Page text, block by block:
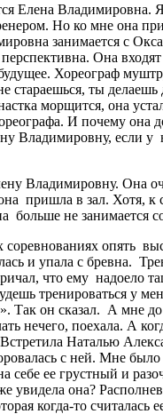
Елена Владимировна.
Но ко мне она
занимается с
перспективна. Она
Хореограф
стараешься, ты делаешь
морщится, она
И почему она
Владимировну, если у
Владимировну. Она
пришла в зал. Хотя, к
больше не занимается
опять
и упала с бревна.
что ему надоело
тренироваться у
Так он сказал. А мне до
нечего, поехала. А
Наталью
с ней. Мне было
себе ее грустный и
увидела она?
когда-то считалась